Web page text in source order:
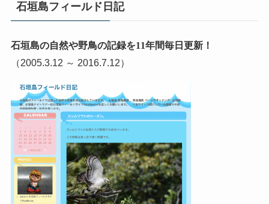
石垣島フィールド日記
石垣島の自然や野鳥の記録を11年間毎日更新！
（2005.3.12 ～ 2016.7.12）